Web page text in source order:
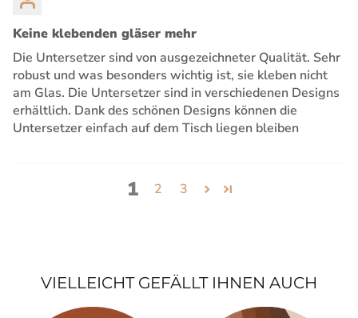
Keine klebenden gläser mehr
Die Untersetzer sind von ausgezeichneter Qualität. Sehr
robust und was besonders wichtig ist, sie kleben nicht
am Glas. Die Untersetzer sind in verschiedenen Designs
erhältlich. Dank des schönen Designs können die
Untersetzer einfach auf dem Tisch liegen bleiben
1 2 3
VIELLEICHT GEFÄLLT IHNEN AUCH